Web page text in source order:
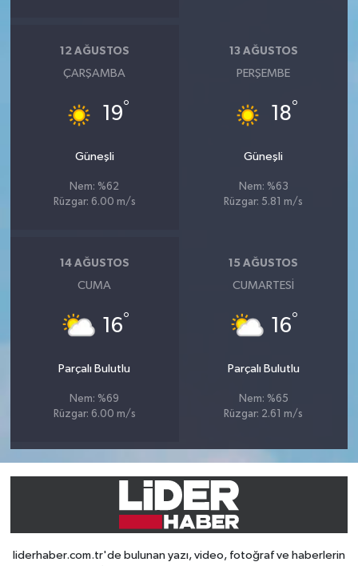
12 AĞUSTOS
ÇARŞAMBA
19°
Güneşli
Nem: %62
Rüzgar: 6.00 m/s
13 AĞUSTOS
PERŞEMBE
18°
Güneşli
Nem: %63
Rüzgar: 5.81 m/s
14 AĞUSTOS
CUMA
16°
Parçalı Bulutlu
Nem: %69
Rüzgar: 6.00 m/s
15 AĞUSTOS
CUMARTESI
16°
Parçalı Bulutlu
Nem: %65
Rüzgar: 2.61 m/s
liderhaber.com.tr'de bulunan yazı, video, fotoğraf ve haberlerin